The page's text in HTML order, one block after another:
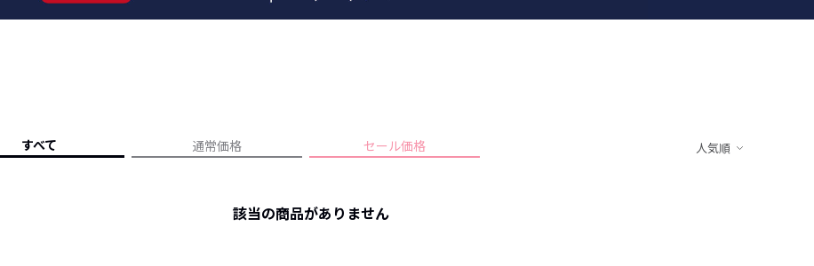
すべての記事
人気記事ランキング
プライバシーポリシー
お気に入りブランド
すべて 通常価格 セール価格 人気順
該当の商品がありません